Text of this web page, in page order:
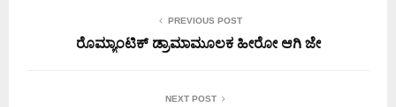
PREVIOUS POST
ರೊಮ್ಯಾಂಟಿಕ್ ಡ್ರಾಮಾಮೂಲಕ ಹೀರೋ ಆಗಿ ಜೇ
NEXT POST